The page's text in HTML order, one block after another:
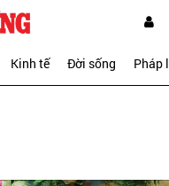
Kinh tế Đời sống Pháp